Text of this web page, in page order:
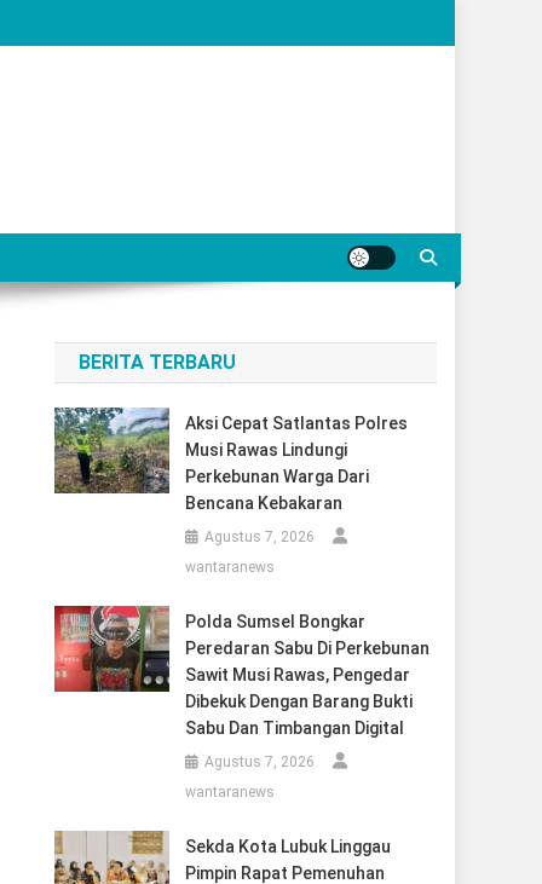
BERITA TERBARU
Aksi Cepat Satlantas Polres
Musi Rawas Lindungi
Perkebunan Warga Dari
Bencana Kebakaran
Agustus 7, 2026
wantaranews
Polda Sumsel Bongkar
Peredaran Sabu Di Perkebunan
Sawit Musi Rawas, Pengedar
Dibekuk Dengan Barang Bukti
Sabu Dan Timbangan Digital
Agustus 7, 2026
wantaranews
Sekda Kota Lubuk Linggau
Pimpin Rapat Pemenuhan